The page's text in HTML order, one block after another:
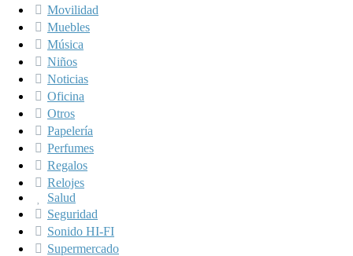
Movilidad
Muebles
Música
Niños
Noticias
Oficina
Otros
Papelería
Perfumes
Regalos
Relojes
Salud
Seguridad
Sonido HI-FI
Supermercado